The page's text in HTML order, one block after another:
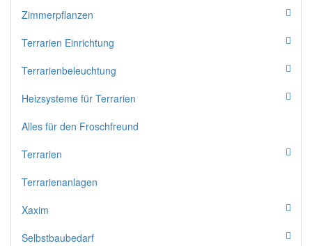
Zimmerpflanzen
Terrarien Einrichtung
Terrarienbeleuchtung
Heizsysteme für Terrarien
Alles für den Froschfreund
Terrarien
Terrarienanlagen
Xaxim
Selbstbaubedarf